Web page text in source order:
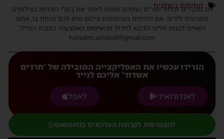
מתיחות בטחונית
אנו מכבדים זכויות יוצרים ועושים מאמץ לאתר את בעלי הזכויות בצילומים
המגיעים לידינו. אם זיהיתים בפרסומינו צילום שיש לכם זכויות בו, אתם
רשאים לפנות אלינו ולבקש לחדול מהשימוש באמצעות כתובת המייל:
haredim.ashdod@gmail.com
הורידו עכשיו את האפליקצייה המובילה של 'חרדים
אשדוד' אליכם לנייד
לאנדורואיד
לאפל
להצטרפות לקבוצת העדכונים בוואטסאפ